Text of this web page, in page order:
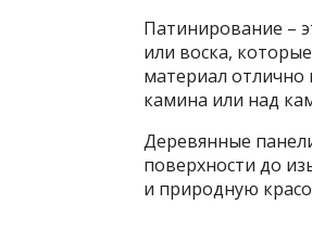
Патинирование –
или воска,
материал
камина или над
Деревянные
поверхности до
и природную